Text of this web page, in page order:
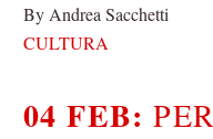
By Andrea Sacchetti
CULTURA
04 FEB: